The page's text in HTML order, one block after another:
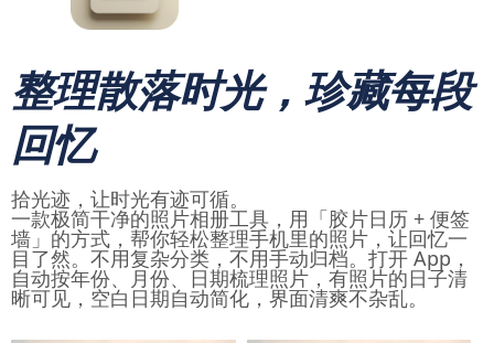
整理散落时光，珍藏每段
回忆
拾光迹，让时光有迹可循。
一款极简干净的照片相册工具，用「胶片日历 + 便签
墙」的方式，帮你轻松整理手机里的照片，让回忆一
目了然。不用复杂分类，不用手动归档。打开 App，
自动按年份、月份、日期梳理照片，有照片的日子清
晰可见，空白日期自动简化，界面清爽不杂乱。